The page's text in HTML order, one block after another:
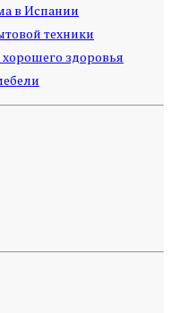
в Испании
техники
здоровья